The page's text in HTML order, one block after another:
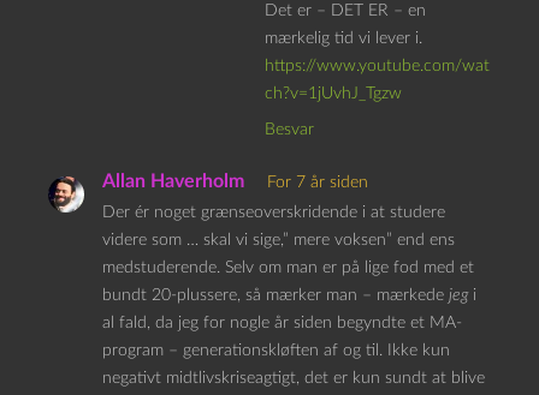
Det er – DET ER – en
mærkelig tid vi lever i.
https://www.youtube.com/wat
ch?v=1jUvhJ_Tgzw
Besvar
Allan Haverholm
For 7 år siden
Der ér noget grænseoverskridende i at studere
videre som … skal vi sige,” mere voksen” end ens
medstuderende. Selv om man er på lige fod med et
bundt 20-plussere, så mærker man – mærkede jegi
al fald, da jeg for nogle år siden begyndte et MA-
program – generationskløften af og til. Ikke kun
negativt midtlivskriseagtigt, det er kun sundt at blive